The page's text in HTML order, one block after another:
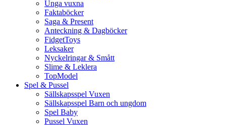
Unga vuxna
Faktaböcker
Saga & Present
Anteckning & Dagböcker
FidgetToys
Leksaker
Nyckelringar & Smått
Slime & Leklera
TopModel
Spel & Pussel
Sällskapsspel Vuxen
Sällskapsspel Barn och ungdom
Spel Baby
Pussel Vuxen